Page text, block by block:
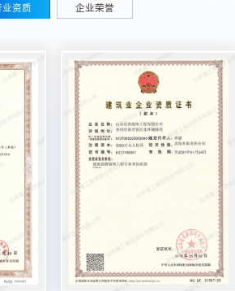
业资质 企业荣誉